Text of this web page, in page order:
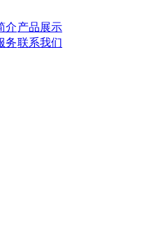
介产品展示
务联系我们